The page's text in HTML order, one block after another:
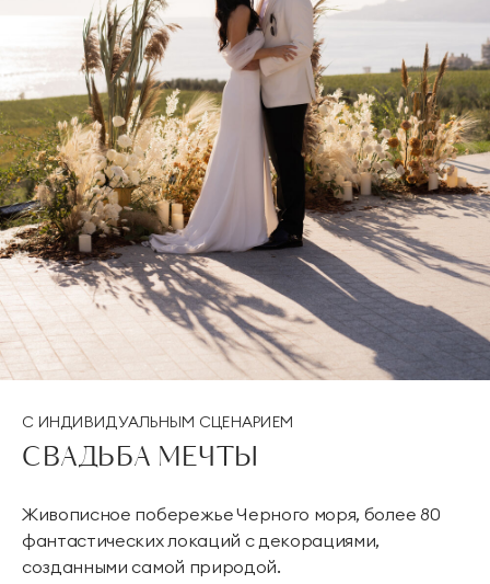
С ИНДИВИДУАЛЬНЫМ СЦЕНАРИЕМ
СВАДЬБА МЕЧТЫ
Живописное побережье Черного моря, более 80
фантастических локаций с декорациями,
созданными самой природой.